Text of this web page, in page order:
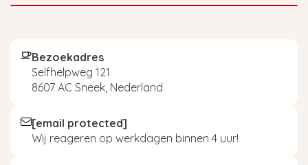
Bezoekadres
Selfhelpweg 121
8607 AC Sneek, Nederland
[email protected]
Wij reageren op werkdagen binnen 4 uur!